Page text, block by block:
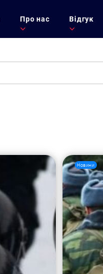
Про нас Відгук
Новини